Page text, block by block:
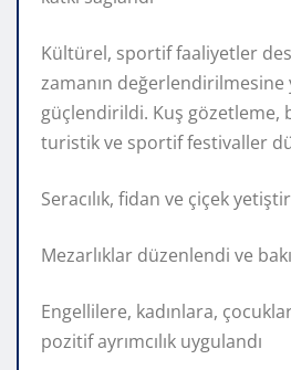
Kültürel, sportif faaliyetler
zamanın değerlendirilmesine
güçlendirildi. Kuş gözetleme,
turistik ve sportif festivaller
Seracılık, fidan ve çiçek
Mezarlıklar düzenlendi ve
Engellilere, kadınlara,
pozitif ayrımcılık uygulandı